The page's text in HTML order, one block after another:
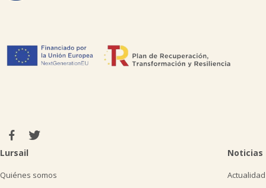
Lursail
Quiénes somos
Noticias
Actualidad